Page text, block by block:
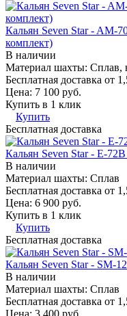
Кальян Seven Star - AM-
комплект)
В наличии
Материал шахты: Сплав,
Бесплатная доставка от
Цена: 7 100 руб.
Купить в 1 клик
Купить
Бесплатная доставка
Кальян Seven Star - E-
В наличии
Материал шахты: Сплав
Бесплатная доставка от
Цена: 6 900 руб.
Купить в 1 клик
Купить
Бесплатная доставка
Кальян Seven Star - SM-
В наличии
Материал шахты: Сплав
Бесплатная доставка от
Цена: 3 400 руб.